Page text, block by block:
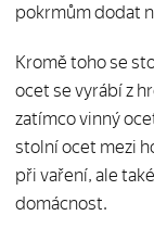
pokrmům dodat
Kromě toho se
ocet se vyrábí z
zatímco vinný
stolní ocet mezi
při vaření, ale
domácnost.